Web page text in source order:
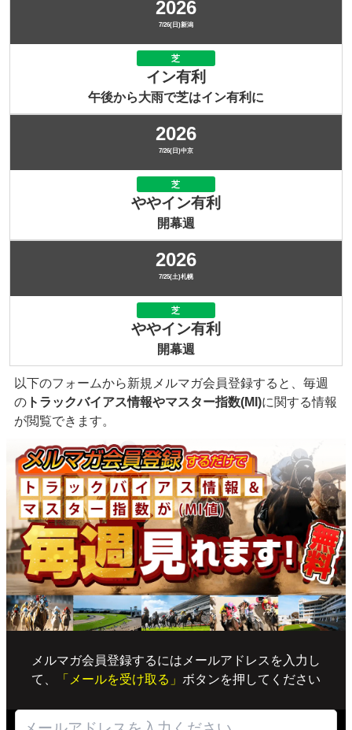
2026
7/26(日)新潟
芝
イン有利
午後から大雨で芝はイン有利に
2026
7/26(日)中京
芝
ややイン有利
開幕週
2026
7/25(土)札幌
芝
ややイン有利
開幕週
以下のフォームから新規メルマガ会員登録すると、毎週
の トラックバイアス情報やマスター指数(MI)に関する情報
が閲覧できます。
メルマガ会員登録するにはメールアドレスを入力し
て、
「メールを受け取る」 ボタンを押してください